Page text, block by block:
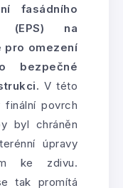
fasádního
(EPS) na
pro omezení
bezpečné
V této
povrch
byl chráněn
úpravy
ke zdivu.
tak promítá